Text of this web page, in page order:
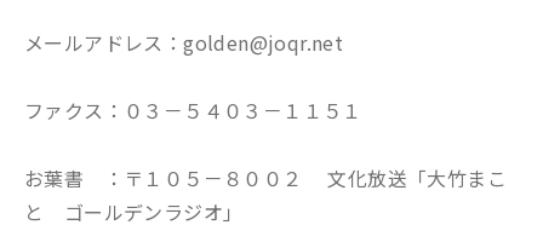
メールアドレス：golden@joqr.net
ファクス：０３－５４０３－１１５１
お葉書 ：〒１０５－８００２ 文化放送「大竹まこ
と ゴールデンラジオ」